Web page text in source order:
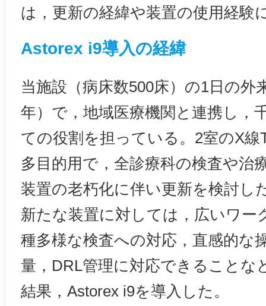
は，更新の経緯や装置の使用経験
Astorex i9導入の経緯
当施設（病床数500床）の1日の外
年）で，地域医療機関と連携し，
ての役割を担っている。2室のX
多目的用で，全診療科の検査や治
装置の老朽化に伴い更新を検討し
新たな装置に対しては，広いワー
種多様な検査への対応，直感的な
量，DRL管理に対応できることな
結果，Astorex i9を導入した。